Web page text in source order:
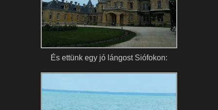
És ettünk egy jó lángost Siófokon: